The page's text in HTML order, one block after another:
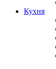
Кухня